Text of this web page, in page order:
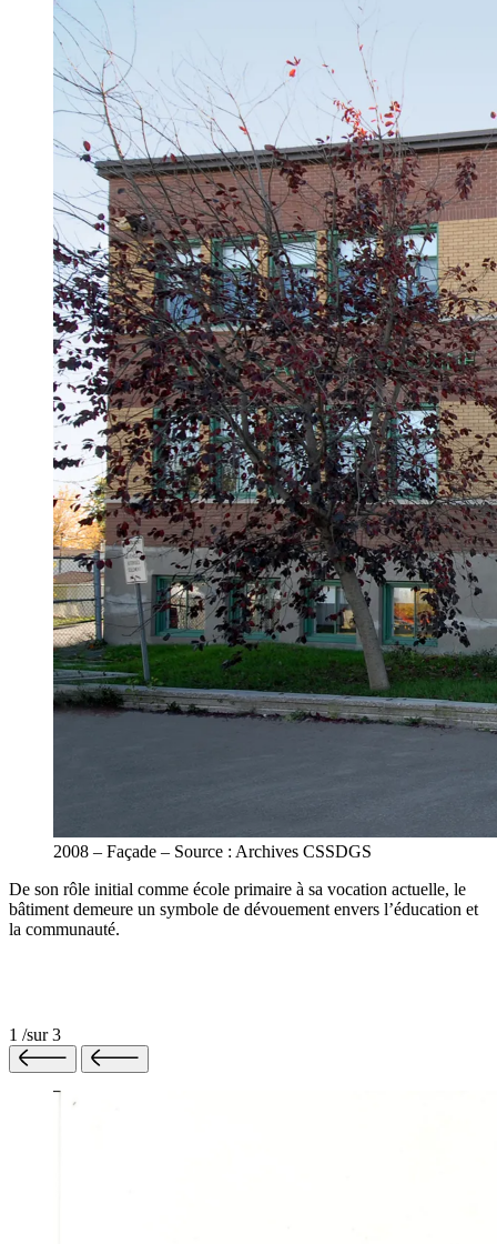
2008 – Façade – Source : Archives CSSDGS
De son rôle initial comme école primaire à sa vocation actuelle, le
bâtiment demeure un symbole de dévouement envers l’éducation et
la communauté.
1 /sur3